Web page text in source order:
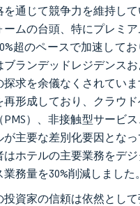
を通じて競争力を維持し
ームの台頭、特にプレミ
超のペースで加速して
ブランデッドレジデンス
探求を余儀なくされてい
再形成しており、クラウ
）、非接触型サービ
が主要な差別化要因とな
はホテルの主要業務をデ
務量を30%削減しました。
投資家の信頼は依然とし